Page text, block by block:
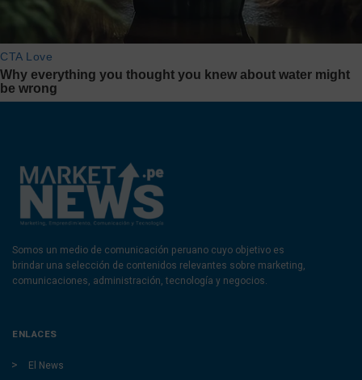
Somos un medio de comunicación peruano cuyo objetivo es
brindar una selección de contenidos relevantes sobre marketing,
comunicaciones, administración, tecnología y negocios.
ENLACES
El News